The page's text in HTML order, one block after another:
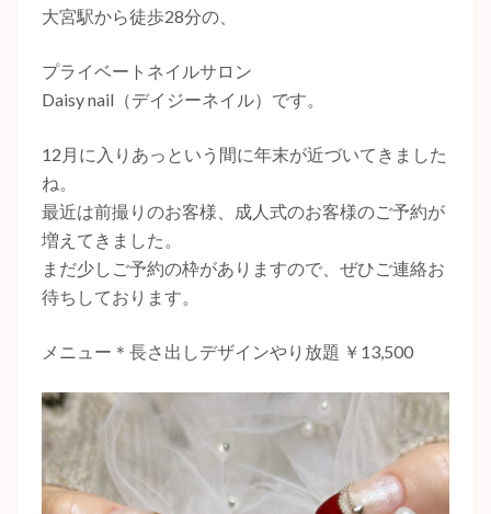
大宮駅から徒歩28分の、
プライベートネイルサロン
Daisy nail（デイジーネイル）です。
12月に入りあっという間に年末が近づいてきました
ね。
最近は前撮りのお客様、成人式のお客様のご予約が
増えてきました。
まだ少しご予約の枠がありますので、ぜひご連絡お
待ちしております。
メニュー＊長さ出しデザインやり放題 ￥13,500